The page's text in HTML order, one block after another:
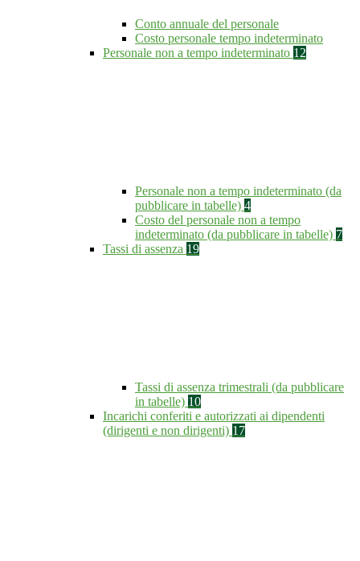
Conto annuale del personale
Costo personale tempo indeterminato
Personale non a tempo indeterminato 12
Personale non a tempo indeterminato (da
pubblicare in tabelle) 4
Costo del personale non a tempo
indeterminato (da pubblicare in tabelle) 7
Tassi di assenza 19
Tassi di assenza trimestrali (da pubblicare
in tabelle) 10
Incarichi conferiti e autorizzati ai dipendenti
(dirigenti e non dirigenti) 17